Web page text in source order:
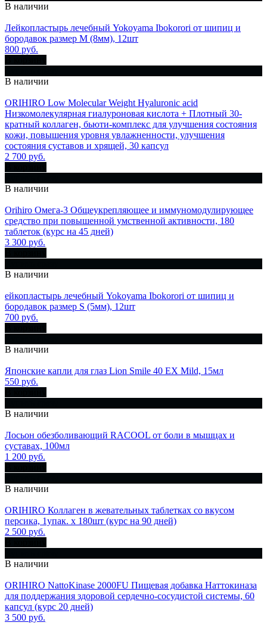
В наличии
Лейкопластырь лечебный Yokoyama Ibokorori от шипиц и
бородавок размер M (8мм), 12шт
800 руб.
В наличии
ORIHIRO Low Molecular Weight Hyaluronic acid
Низкомолекулярная гиалуроновая кислота + Плотный 30-
кратный коллаген, бьюти-комплекс для улучшения состояния
кожи, повышения уровня увлажненности, улучшения
состояния суставов и хрящей, 30 капсул
2 700 руб.
В наличии
Orihiro Омега-3 Общеукрепляющее и иммуномодулирующее
средство при повышенной умственной активности, 180
таблеток (курс на 45 дней)
3 300 руб.
В наличии
ейкопластырь лечебный Yokoyama Ibokorori от шипиц и
бородавок размер S (5мм), 12шт
700 руб.
В наличии
Японские капли для глаз Lion Smile 40 EX Mild, 15мл
550 руб.
В наличии
Лосьон обезболивающий RACOOL от боли в мышцах и
суставах, 100мл
1 200 руб.
В наличии
ORIHIRO Коллаген в жевательных таблетках со вкусом
персика, 1упак. х 180шт (курс на 90 дней)
2 500 руб.
В наличии
ORIHIRO NattoKinase 2000FU Пищевая добавка Наттокиназа
для поддержания здоровой сердечно-сосудистой системы, 60
капсул (курс 20 дней)
3 500 руб.